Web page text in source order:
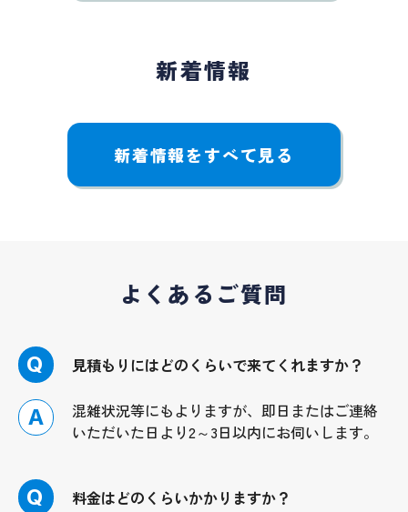
新着情報
新着情報をすべて見る
よくあるご質問
Q 見積もりにはどのくらいで来てくれますか？
A
混雑状況等にもよりますが、即日またはご連絡
いただいた日より2～3日以内にお伺いします。
Q 料金はどのくらいかかりますか？